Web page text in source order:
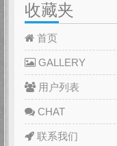
收藏夹
首页
GALLERY
用户列表
CHAT
联系我们